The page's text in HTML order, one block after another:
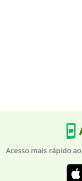
Acesso mais rápido